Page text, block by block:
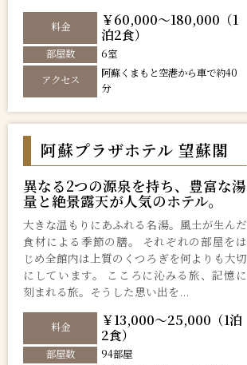
料金
￥60,000～180,000（1
泊2食）
部屋数
6室
アクセス
阿蘇くまもと空港から車で約40
分
阿蘇プラザホテル 望蘇閣
異なる2つの源泉を持ち、豊富な湯
量と絶景露天が人気のホテル。
大きな温もりにあふれる名湯。風土が生んだ
食材による季節の膳。 それぞれの部屋をは
じめ全館内は上質のくつろぎを何よりも大切
にしています。 こころに沁みる旅、記憶に
刻まれる旅。そうした思い出を...
料金
￥13,000～25,000（1泊
2食）
部屋数 94部屋